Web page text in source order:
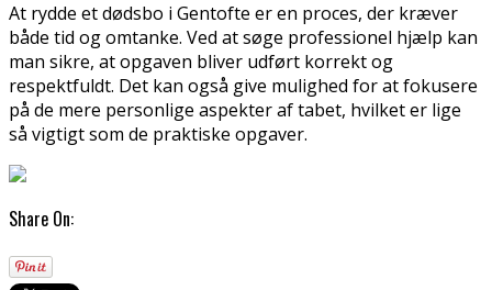
At rydde et dødsbo i Gentofte er en proces, der kræver
både tid og omtanke. Ved at søge professionel hjælp kan
man sikre, at opgaven bliver udført korrekt og
respektfuldt. Det kan også give mulighed for at fokusere
på de mere personlige aspekter af tabet, hvilket er lige
så vigtigt som de praktiske opgaver.
Share On: